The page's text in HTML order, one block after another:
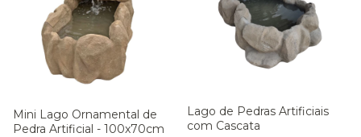
Mini Lago Ornamental de
Pedra Artificial - 100x70cm
Lago de Pedras Artificiais
com Cascata